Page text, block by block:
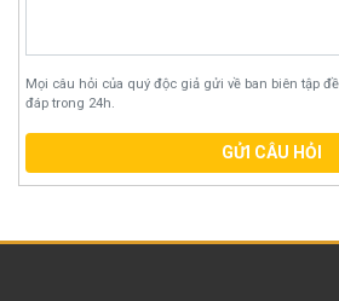
Mọi câu hỏi của quý độc giả gửi về ban biên tập
đáp trong 24h.
GỬI CÂU HỎI